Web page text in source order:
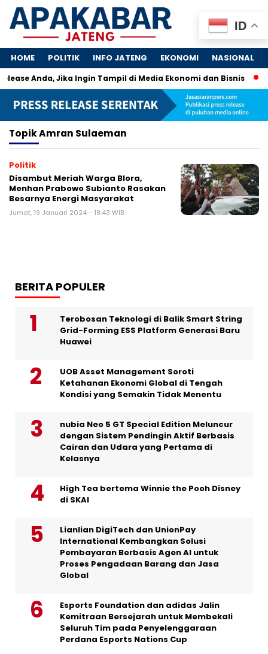
HOME POLITIK INFO JATENG EKONOMI NASIONAL
Anda, Jika Ingin Tampil di Media Ekonomi dan Bisnis
TopikAmran Sulaeman
Politik
Disambut Meriah Warga Blora,
Menhan Prabowo Subianto Rasakan
Besarnya Energi Masyarakat
Jumat, 19 Januari 2024 - 18:43 WIB
BERITA POPULER
Terobosan Teknologi di Balik Smart String
Grid-Forming ESS Platform Generasi Baru
Huawei
UOB Asset Management Soroti
Ketahanan Ekonomi Global di Tengah
Kondisi yang Semakin Tidak Menentu
nubia Neo 5 GT Special Edition Meluncur
dengan Sistem Pendingin Aktif Berbasis
Cairan dan Udara yang Pertama di
Kelasnya
High Tea bertema Winnie the Pooh Disney
di SKAI
Lianlian DigiTech dan UnionPay
International Kembangkan Solusi
Pembayaran Berbasis Agen AI untuk
Proses Pengadaan Barang dan Jasa
Global
Esports Foundation dan adidas Jalin
Kemitraan Bersejarah untuk Membekali
Seluruh Tim pada Penyelenggaraan
Perdana Esports Nations Cup
ID